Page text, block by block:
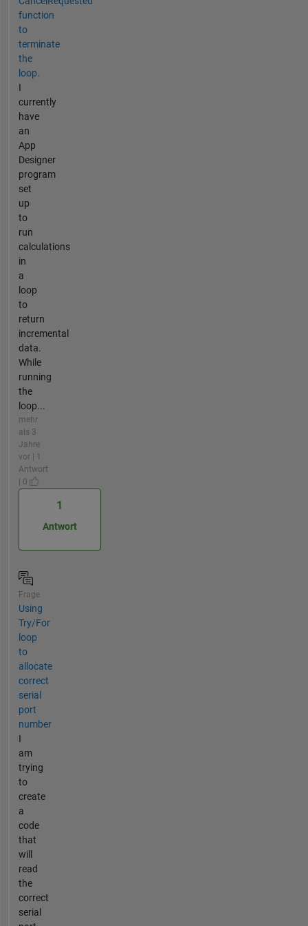
function
to
terminate
the
loop.
I
currently
have
an
App
Designer
program
set
up
to
run
calculations
in
a
loop
to
return
incremental
data.
While
running
the
loop...
mehr
als 3
Jahre
vor | 1
Antwort
| 0
1
Antwort
Frage
Using
Try/For
loop
to
allocate
correct
serial
port
number
I
am
trying
to
create
a
code
that
will
read
the
correct
serial